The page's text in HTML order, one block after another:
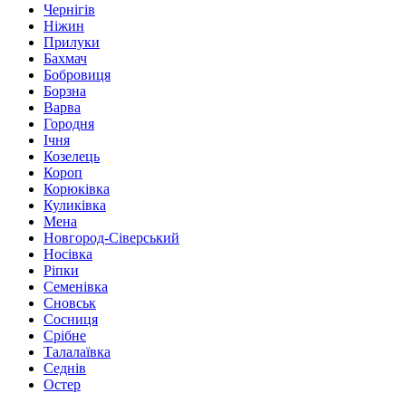
Чернігів
Ніжин
Прилуки
Бахмач
Бобровиця
Борзна
Варва
Городня
Ічня
Козелець
Короп
Корюківка
Куликівка
Мена
Новгород-Сіверський
Носівка
Ріпки
Семенівка
Сновськ
Сосниця
Срібне
Талалаївка
Седнів
Остер